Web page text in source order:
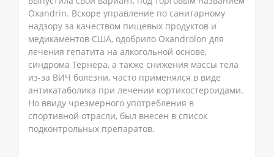
Oxandrin. Вскоре управление по санитарному
надзору за качеством пищевых продуктов и
медикаментов США, одобрило Oxandrolon для
лечения гепатита на алкогольной основе,
синдрома Тернера, а также снижения массы тела
из-за ВИЧ болезни, часто применялся в виде
антикатаболика при лечении кортикостероидами.
Но ввиду чрезмерного употребления в
спортивной отрасли, был внесен в список
подконтрольных препаратов.